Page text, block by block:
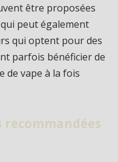
être proposées
peut également
qui optent pour des
parfois bénéficier de
de vape à la fois
recommandées